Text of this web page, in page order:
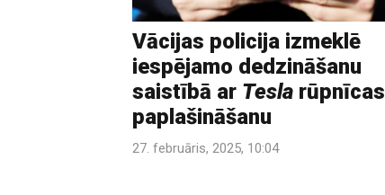
Vācijas policija izmeklē
iespējamo dedzināšanu
saistībā ar Tesla rūpnīcas
paplašināšanu
27. februāris, 2025, 10:04